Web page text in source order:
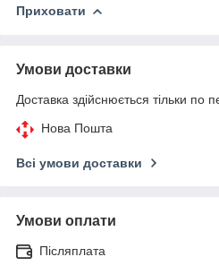
Приховати
Умови доставки
Доставка здійснюється тільки по
Нова Пошта
Всі умови доставки
Умови оплати
Післяплата